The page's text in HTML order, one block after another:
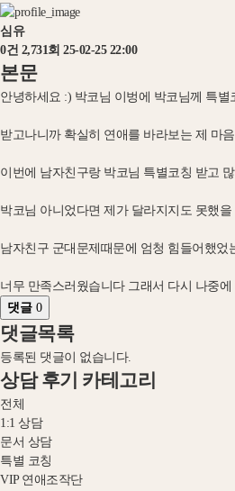
심유
0건 2,731회 25-02-25 22:00
본문
안녕하세요 :) 박코님 이벙에 박코님께 특
받고나니까 확실히 연애를 바라보는 제 마
이번에 남자친구랑 박코님 특별코칭 받고
박코님 아니었다면 제가 달라지지도 못했
남자친구 군대문제때문에 엄청 힘들어했
너무 만족스러웠습니다 그래서 다시 나중
댓글 0
댓글목록
등록된 댓글이 없습니다.
상담 후기 카테고리
전체
1:1 상담
문서 상담
특별 코칭
VIP 연애조작단